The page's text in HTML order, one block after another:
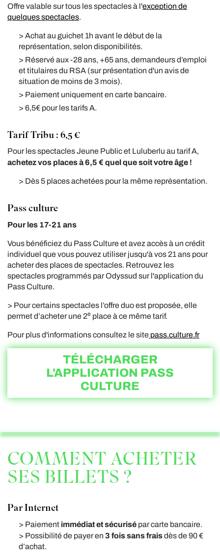
Offre valable sur tous les spectacles à l'exception de
quelques spectacles.
> Achat au guichet 1h avant le début de la
représentation, selon disponibilités.
> Réservé aux -28 ans, +65 ans, demandeurs d’emploi
et titulaires du RSA (sur présentation d'un avis de
situation de moins de 3 mois).
> Paiement uniquement en carte bancaire.
> 6,5€ pour les tarifs A.
Tarif Tribu : 6,5 €
Pour les spectacles Jeune Public et Luluberlu au tarif A,
achetez vos places à 6,5 € quel que soit votre âge !
> Dès 5 places achetées pour la même représentation.
Pass culture
Pour les 17-21 ans
Vous bénéficiez du Pass Culture et avez accès à un crédit
individuel que vous pouvez utiliser jusqu'à vos 21 ans pour
acheter des places de spectacles. Retrouvez les
spectacles programmés par Odyssud sur l'application du
Pass Culture.
> Pour certains spectacles l’offre duo est proposée, elle
permet d’acheter une 2e place à ce même tarif.
Pour plus d'informations consultez le sitepass.culture.fr
TÉLÉCHARGER
L'APPLICATION PASS
CULTURE
COMMENT ACHETER
SES BILLETS ?
Par Internet
> Paiementimmédiat et sécurisépar carte bancaire.
> Possibilité de payer en3 fois sans fraisdès de 90 €
d’achat.